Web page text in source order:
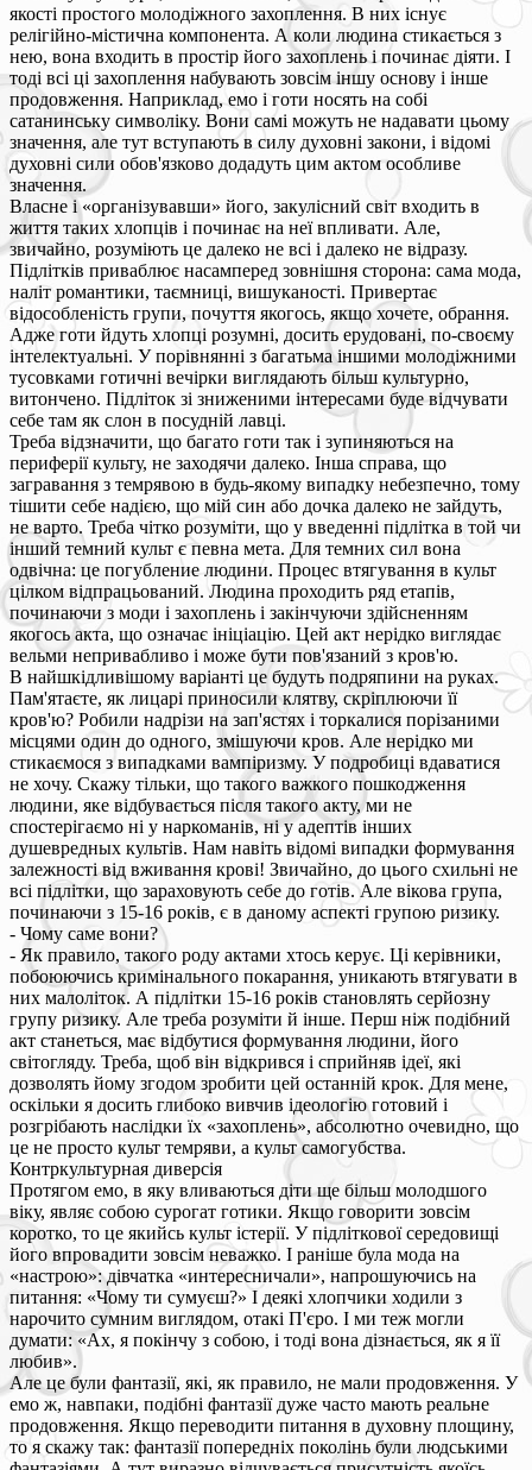
якості простого молодіжного захоплення. В них існує
релігійно-містична компонента. А коли людина стикається з
нею, вона входить в простір його захоплень і починає діяти. І
тоді всі ці захоплення набувають зовсім іншу основу і інше
продовження. Наприклад, емо і готи носять на собі
сатанинську символіку. Вони самі можуть не надавати цьому
значення, але тут вступають в силу духовні закони, і відомі
духовні сили обов'язково додадуть цим актом особливе
значення.
Власне і «організувавши» його, закулісний світ входить в
життя таких хлопців і починає на неї впливати. Але,
звичайно, розуміють це далеко не всі і далеко не відразу.
Підлітків приваблює насамперед зовнішня сторона: сама мода,
наліт романтики, таємниці, вишуканості. Привертає
відособленість групи, почуття якогось, якщо хочете, обрання.
Адже готи йдуть хлопці розумні, досить ерудовані, по-своєму
інтелектуальні. У порівнянні з багатьма іншими молодіжними
тусовками готичні вечірки виглядають більш культурно,
витончено. Підліток зі зниженими інтересами буде відчувати
себе там як слон в посудній лавці.
Треба відзначити, що багато готи так і зупиняються на
периферії культу, не заходячи далеко. Інша справа, що
загравання з темрявою в будь-якому випадку небезпечно, тому
тішити себе надією, що мій син або дочка далеко не зайдуть,
не варто. Треба чітко розуміти, що у введенні підлітка в той чи
інший темний культ є певна мета. Для темних сил вона
одвічна: це погубление людини. Процес втягування в культ
цілком відпрацьований. Людина проходить ряд етапів,
починаючи з моди і захоплень і закінчуючи здійсненням
якогось акта, що означає ініціацію. Цей акт нерідко виглядає
вельми непривабливо і може бути пов'язаний з кров'ю.
В найшкідливішому варіанті це будуть подряпини на руках.
Пам'ятаєте, як лицарі приносили клятву, скріплюючи її
кров'ю? Робили надрізи на зап'ястях і торкалися порізаними
місцями один до одного, змішуючи кров. Але нерідко ми
стикаємося з випадками вампіризму. У подробиці вдаватися
не хочу. Скажу тільки, що такого важкого пошкодження
людини, яке відбувається після такого акту, ми не
спостерігаємо ні у наркоманів, ні у адептів інших
душевредных культів. Нам навіть відомі випадки формування
залежності від вживання крові! Звичайно, до цього схильні не
всі підлітки, що зараховують себе до готів. Але вікова група,
починаючи з 15-16 років, є в даному аспекті групою ризику.
- Чому саме вони?
- Як правило, такого роду актами хтось керує. Ці керівники,
побоюючись кримінального покарання, уникають втягувати в
них малоліток. А підлітки 15-16 років становлять серйозну
групу ризику. Але треба розуміти й інше. Перш ніж подібний
акт станеться, має відбутися формування людини, його
світогляду. Треба, щоб він відкрився і сприйняв ідеї, які
дозволять йому згодом зробити цей останній крок. Для мене,
оскільки я досить глибоко вивчив ідеологію готовий і
розгрібають наслідки їх «захоплень», абсолютно очевидно, що
це не просто культ темряви, а культ самогубства.
Контркультурная диверсія
Протягом емо, в яку вливаються діти ще більш молодшого
віку, являє собою сурогат готики. Якщо говорити зовсім
коротко, то це якийсь культ істерії. У підліткової середовищі
його впровадити зовсім неважко. І раніше була мода на
«настрою»: дівчатка «интересничали», напрошуючись на
питання: «Чому ти сумуєш?» І деякі хлопчики ходили з
нарочито сумним виглядом, отакі П'єро. І ми теж могли
думати: «Ах, я покінчу з собою, і тоді вона дізнається, як я її
любив».
Але це були фантазії, які, як правило, не мали продовження. У
емо ж, навпаки, подібні фантазії дуже часто мають реальне
продовження. Якщо переводити питання в духовну площину,
то я скажу так: фантазії попередніх поколінь були людськими